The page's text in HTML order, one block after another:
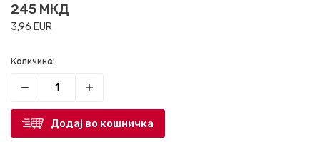
245 МКД
3,96 EUR
Количина:
Додај во кошничка